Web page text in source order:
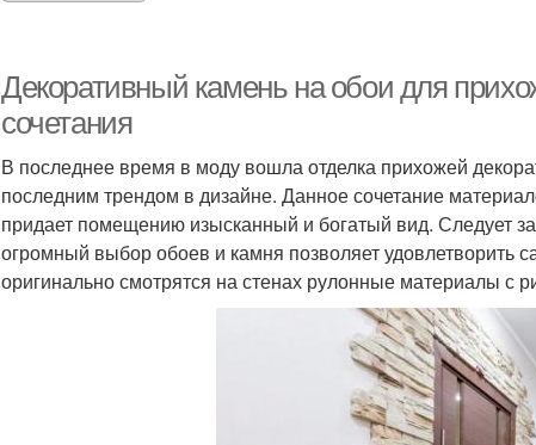
Декоративный камень на обои для
сочетания
В последнее время в моду вошла отделка прихожей
последним трендом в дизайне. Данное сочетание
придает помещению изысканный и богатый вид. Следует
огромный выбор обоев и камня позволяет удовлетворить
оригинально смотрятся на стенах рулонные материалы с